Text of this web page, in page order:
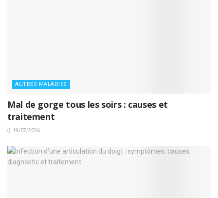
AUTRES MALADIES
Mal de gorge tous les soirs : causes et
traitement
19/07/2026